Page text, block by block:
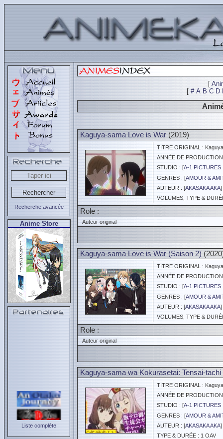
Recherche avancée
Anime Store
Liste complète
[
[ # A B C D
Kaguya-sama Love is War (2019)
TITRE ORIGINAL :
ANNÉE DE
STUDIO : [A-1 PICTURES
GENRES : [AMOUR &
AUTEUR : [AKASAKA AKA]
VOLUMES, TYPE &
Role :
Auteur original
Kaguya-sama Love is War (Saison 2)
TITRE ORIGINAL :
ANNÉE DE
STUDIO : [A-1 PICTURES
GENRES : [AMOUR &
AUTEUR : [AKASAKA AKA]
VOLUMES, TYPE &
Role :
Auteur original
Kaguya-sama wa Kokurasetai: Tensai-
TITRE ORIGINAL :
ANNÉE DE
STUDIO : [A-1 PICTURES
GENRES : [AMOUR &
AUTEUR : [AKASAKA AKA]
TYPE & DURÉE : 1 OAV